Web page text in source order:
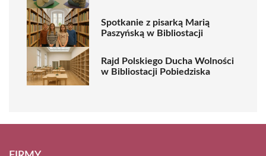
Spotkanie z pisarką Marią
Paszyńską w Bibliostacji
Rajd Polskiego Ducha Wolności
w Bibliostacji Pobiedziska